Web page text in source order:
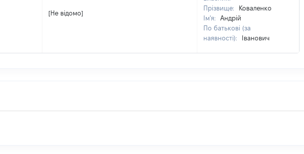
[Не відомо]
Прізвище:
Коваленко
Ім'я:
Андрій
По батькові (за
наявності):
Іванович